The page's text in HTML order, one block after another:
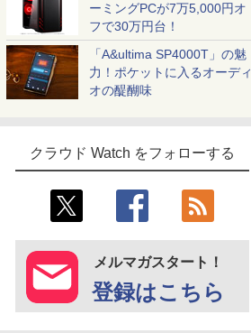
ーミングPCが7万5,000円オ
フで30万円台！
「A&ultima SP4000T」の魅
力！ポケットに入るオーディ
オの醍醐味
クラウド Watch をフォローする
メルマガスタート！
登録はこちら